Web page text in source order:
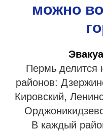
можно
Пермь делится
районов:
Кировский,
В каждый